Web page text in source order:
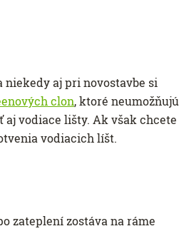
aj pri novostavbe si
clon, ktoré neumožňujú
aj vodiace lišty. Ak však chcete
vodiacich líšt.
zateplení zostáva na ráme